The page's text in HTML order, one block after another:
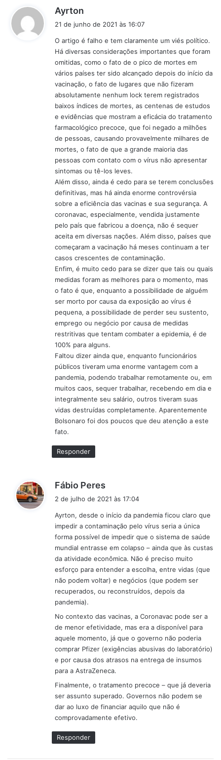
Ayrton
s
e
:
21 de junho de 2021 às 16:07
O artigo é falho e tem claramente um viés político.
Há diversas considerações importantes que foram
omitidas, como o fato de o pico de mortes em
vários países ter sido alcançado depois do início da
vacinação, o fato de lugares que não fizeram
absolutamente nenhum lock terem registrados
baixos índices de mortes, as centenas de estudos
e evidências que mostram a eficácia do tratamento
farmacológico precoce, que foi negado a milhões
de pessoas, causando provavelmente milhares de
mortes, o fato de que a grande maioria das
pessoas com contato com o vírus não apresentar
sintomas ou tê-los leves.
Além disso, ainda é cedo para se terem conclusões
definitivas, mas há ainda enorme controvérsia
sobre a eficiência das vacinas e sua segurança. A
coronavac, especialmente, vendida justamente
pelo país que fabricou a doença, não é sequer
aceita em diversas nações. Além disso, países que
começaram a vacinação há meses continuam a ter
casos crescentes de contaminação.
Enfim, é muito cedo para se dizer que tais ou quais
medidas foram as melhores para o momento, mas
o fato é que, enquanto a possibilidade de alguém
ser morto por causa da exposição ao vírus é
pequena, a possibilidade de perder seu sustento,
emprego ou negócio por causa de medidas
restritivas que tentam combater a epidemia, é de
100% para alguns.
Faltou dizer ainda que, enquanto funcionários
públicos tiveram uma enorme vantagem com a
pandemia, podendo trabalhar remotamente ou, em
muitos caos, sequer trabalhar, recebendo em dia e
integralmente seu salário, outros tiveram suas
vidas destruídas completamente. Aparentemente
Bolsonaro foi dos poucos que deu atenção a este
fato.
Responder
Fábio Peres
s
e
:
2 de julho de 2021 às 17:04
Ayrton, desde o início da pandemia ficou claro que
impedir a contaminação pelo vírus seria a única
forma possível de impedir que o sistema de saúde
mundial entrasse em colapso – ainda que às custas
da atividade econômica. Não é preciso muito
esforço para entender a escolha, entre vidas (que
não podem voltar) e negócios (que podem ser
recuperados, ou reconstruídos, depois da
pandemia).
No contexto das vacinas, a Coronavac pode ser a
de menor efetividade, mas era a disponível para
aquele momento, já que o governo não poderia
comprar Pfizer (exigências abusivas do laboratório)
e por causa dos atrasos na entrega de insumos
para a AstraZeneca.
Finalmente, o tratamento precoce – que já deveria
ser assunto superado. Governos não podem se
dar ao luxo de financiar aquilo que não é
comprovadamente efetivo.
Responder